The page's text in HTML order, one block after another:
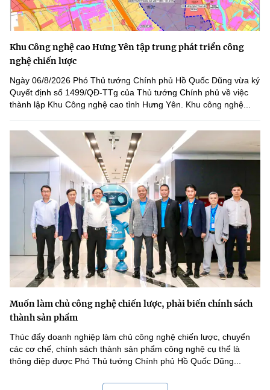
Khu Công nghệ cao Hưng Yên tập trung phát triển công
nghệ chiến lược
Ngày 06/8/2026 Phó Thủ tướng Chính phủ Hồ Quốc Dũng vừa ký
Quyết định số 1499/QĐ-TTg của Thủ tướng Chính phủ về việc
thành lập Khu Công nghệ cao tỉnh Hưng Yên. Khu công nghệ...
Muốn làm chủ công nghệ chiến lược, phải biến chính sách
thành sản phẩm
Thúc đẩy doanh nghiệp làm chủ công nghệ chiến lược, chuyển
các cơ chế, chính sách thành sản phẩm công nghệ cụ thể là
thông điệp được Phó Thủ tướng Chính phủ Hồ Quốc Dũng...